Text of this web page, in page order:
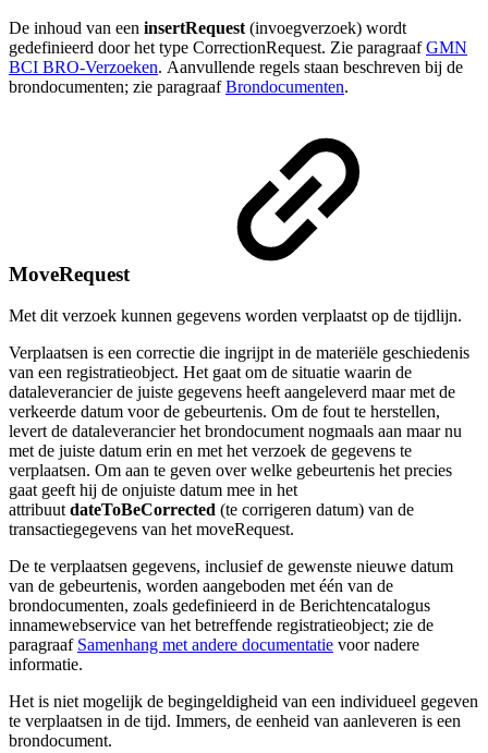
De inhoud van een insertRequest (invoegverzoek) wordt
gedefinieerd door het type CorrectionRequest. Zie paragraafGMN
BCI BRO-Verzoeken. Aanvullende regels staan beschreven bij de
brondocumenten; zie paragraafBrondocumenten.
MoveRequest
Met dit verzoek kunnen gegevens worden verplaatst op de tijdlijn.
Verplaatsen is een correctie die ingrijpt in de materiële geschiedenis
van een registratieobject. Het gaat om de situatie waarin de
dataleverancier de juiste gegevens heeft aangeleverd maar met de
verkeerde datum voor de gebeurtenis. Om de fout te herstellen,
levert de dataleverancier het brondocument nogmaals aan maar nu
met de juiste datum erin en met het verzoek de gegevens te
verplaatsen. Om aan te geven over welke gebeurtenis het precies
gaat geeft hij de onjuiste datum mee in het
attribuut dateToBeCorrected (te corrigeren datum) van de
transactiegegevens van het moveRequest.
De te verplaatsen gegevens, inclusief de gewenste nieuwe datum
van de gebeurtenis, worden aangeboden met één van de
brondocumenten, zoals gedefinieerd in de Berichtencatalogus
innamewebservice van het betreffende registratieobject; zie de
paragraaf Samenhang met andere documentatie voor nadere
informatie.
Het is niet mogelijk de begingeldigheid van een individueel gegeven
te verplaatsen in de tijd. Immers, de eenheid van aanleveren is een
brondocument.